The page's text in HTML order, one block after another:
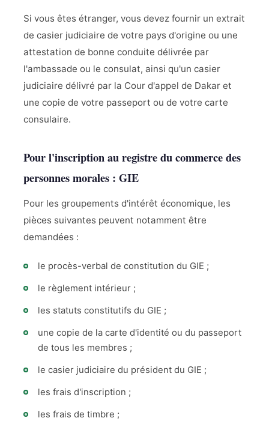
Si vous êtes étranger, vous devez fournir un extrait
de casier judiciaire de votre pays d'origine ou une
attestation de bonne conduite délivrée par
l'ambassade ou le consulat, ainsi qu'un casier
judiciaire délivré par la Cour d'appel de Dakar et
une copie de votre passeport ou de votre carte
consulaire.
Pour l'inscription au registre du commerce des
personnes morales : GIE
Pour les groupements d'intérêt économique, les
pièces suivantes peuvent notamment être
demandées :
le procès-verbal de constitution du GIE ;
le règlement intérieur ;
les statuts constitutifs du GIE ;
une copie de la carte d'identité ou du passeport
de tous les membres ;
le casier judiciaire du président du GIE ;
les frais d'inscription ;
les frais de timbre ;